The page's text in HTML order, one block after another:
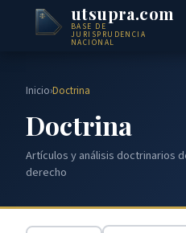
utsupra.com
BASE DE
JURISPRUDENCIA
NACIONAL
Inicio›Doctrina
Doctrina
Artículos y análisis doctrinarios
derecho